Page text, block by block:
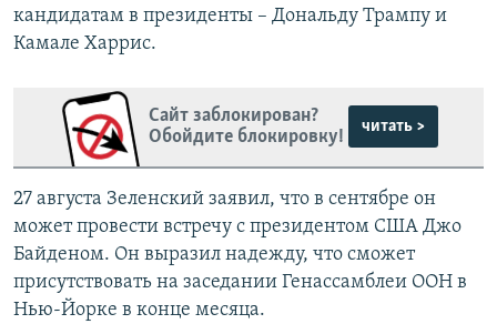
кандидатам в президенты – Дональду Трампу и
Камале Харрис.
Сайт заблокирован?
Обойдите блокировку!
читать >
27 августа Зеленский заявил, что в сентябре он
может провести встречу с президентом США Джо
Байденом. Он выразил надежду, что сможет
присутствовать на заседании Генассамблеи ООН в
Нью-Йорке в конце месяца.